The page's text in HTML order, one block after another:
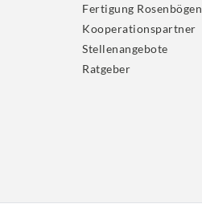
Fertigung Rosenbögen
Kooperationspartner
Stellenangebote
Ratgeber